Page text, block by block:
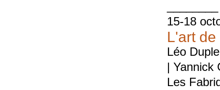
15-18
L'art
Léo
|
Les